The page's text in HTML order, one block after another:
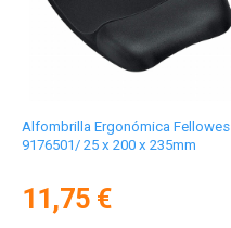
Alfombrilla Ergonómica Fellowes
9176501/ 25 x 200 x 235mm
11,75 €